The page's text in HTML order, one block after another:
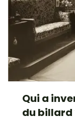
Qui a
du billard